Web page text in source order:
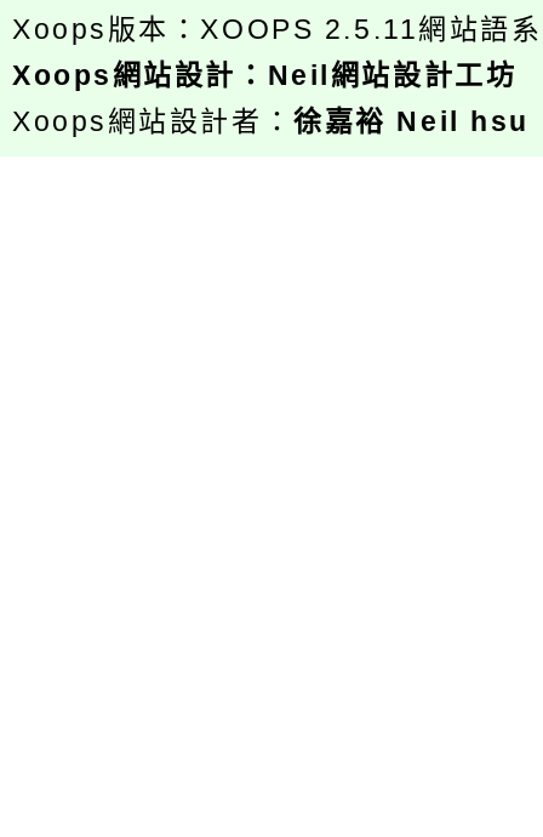
Xoops版本： XOOPS 2.5.11網站語
Xoops網站設計 ： Neil網站設計工坊
Xoops網站設計者：徐嘉裕 Neil hsu